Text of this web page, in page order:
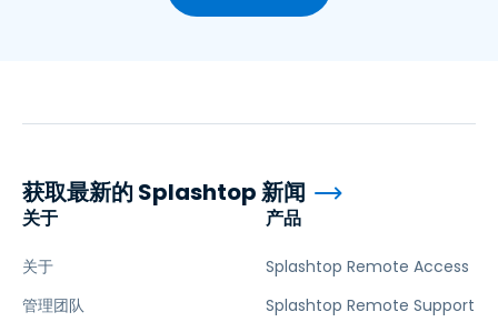
关于
关于
管理团队
产品
Splashtop Remote Access
Splashtop Remote Support
获取最新的 Splashtop 新闻